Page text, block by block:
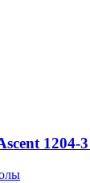
1204-